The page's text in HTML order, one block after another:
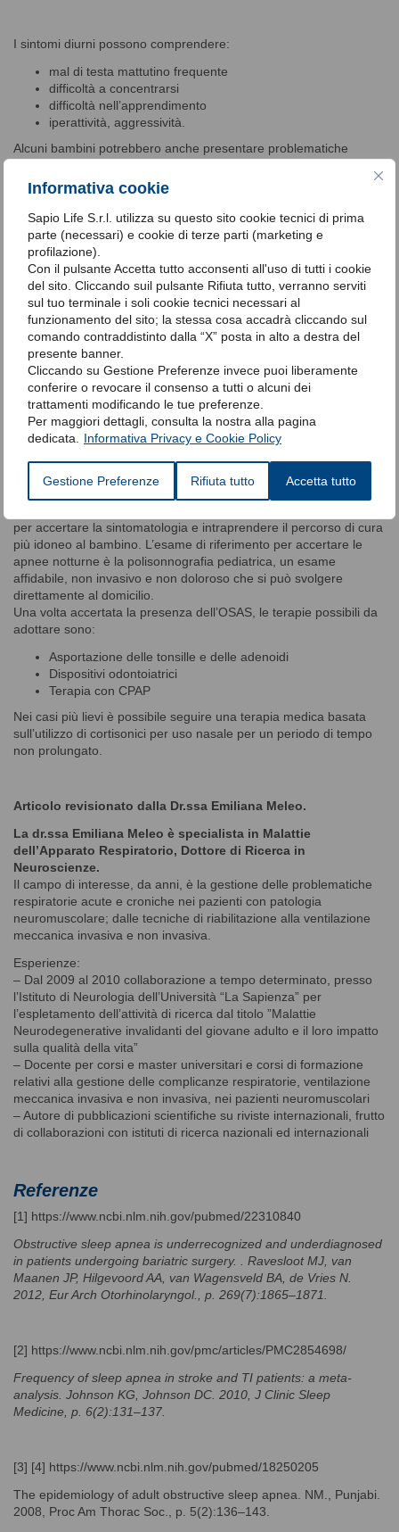
Informativa cookie
Sapio Life S.r.l. utilizza su questo sito cookie tecnici di prima
parte (necessari) e cookie di terze parti (marketing e
profilazione).
Con il pulsante Accetta tutto acconsenti all'uso di tutti i cookie
del sito. Cliccando suil pulsante Rifiuta tutto, verranno serviti
sul tuo terminale i soli cookie tecnici necessari al
funzionamento del sito; la stessa cosa accadrà cliccando sul
comando contraddistinto dalla “X” posta in alto a destra del
presente banner.
Cliccando su Gestione Preferenze invece puoi liberamente
conferire o revocare il consenso a tutti o alcuni dei
trattamenti modificando le tue preferenze.
Per maggiori dettagli, consulta la nostra alla pagina
dedicata.
Informativa Privacy e Cookie Policy
Gestione Preferenze Rifiuta tutto Accetta tutto
I sintomi diurni possono comprendere:
mal di testa mattutino frequente
difficoltà a concentrarsi
difficoltà nell’apprendimento
iperattività, aggressività.
Alcuni bambini potrebbero anche presentare problematiche
Quali sono i fattori di rischio in
età pediatrica?
Ci sono molte variabili che potrebbero provocare l’insorgere delle
apnee, tra le più comuni troviamo come abbiamo detto
l’ingrossamento delle tonsille o delle adenoidi. Altri fattori che
potrebbero concorrere sono:
Asma
Anomalie cranio-facciali
Obesità
Sindromi genetiche
OSAS: diagnosi e cura nei
bambini
per accertare la sintomatologia e intraprendere il percorso di cura
più idoneo al bambino. L’esame di riferimento per accertare le
apnee notturne è la polisonnografia pediatrica , un esame
affidabile, non invasivo e non doloroso che si può svolgere
direttamente al domicilio.
Una volta accertata la presenza dell’OSAS, le terapie possibili da
adottare sono:
Asportazione delle tonsille e delle adenoidi
Dispositivi odontoiatrici
Terapia con CPAP
Nei casi più lievi è possibile seguire una terapia medica basata
sull’utilizzo di cortisonici per uso nasale per un periodo di tempo
non prolungato.
Articolo revisionato dalla Dr.ssa Emiliana Meleo.
La dr.ssa Emiliana Meleo è specialista in Malattie
dell’Apparato Respiratorio, Dottore di Ricerca in
Neuroscienze.
Il campo di interesse, da anni, è la gestione delle problematiche
respiratorie acute e croniche nei pazienti con patologia
neuromuscolare; dalle tecniche di riabilitazione alla ventilazione
meccanica invasiva e non invasiva.
Esperienze:
– Dal 2009 al 2010 collaborazione a tempo determinato, presso
l’Istituto di Neurologia dell’Università “La Sapienza” per
l’espletamento dell’attività di ricerca dal titolo ”Malattie
Neurodegenerative invalidanti del giovane adulto e il loro impatto
sulla qualità della vita”
– Docente per corsi e master universitari e corsi di formazione
relativi alla gestione delle complicanze respiratorie, ventilazione
meccanica invasiva e non invasiva, nei pazienti neuromuscolari
– Autore di pubblicazioni scientifiche su riviste internazionali, frutto
di collaborazioni con istituti di ricerca nazionali ed internazionali
Referenze
[1] https://www.ncbi.nlm.nih.gov/pubmed/22310840
Obstructive sleep apnea is underrecognized and underdiagnosed
in patients undergoing bariatric surgery. . Ravesloot MJ, van
Maanen JP, Hilgevoord AA, van Wagensveld BA, de Vries N.
2012, Eur Arch Otorhinolaryngol., p. 269(7):1865–1871.
[2] https://www.ncbi.nlm.nih.gov/pmc/articles/PMC2854698/
Frequency of sleep apnea in stroke and TI patients: a meta-
analysis. Johnson KG, Johnson DC. 2010, J Clinic Sleep
Medicine, p. 6(2):131–137.
[3] [4] https://www.ncbi.nlm.nih.gov/pubmed/18250205
The epidemiology of adult obstructive sleep apnea. NM., Punjabi.
2008, Proc Am Thorac Soc., p. 5(2):136–143.